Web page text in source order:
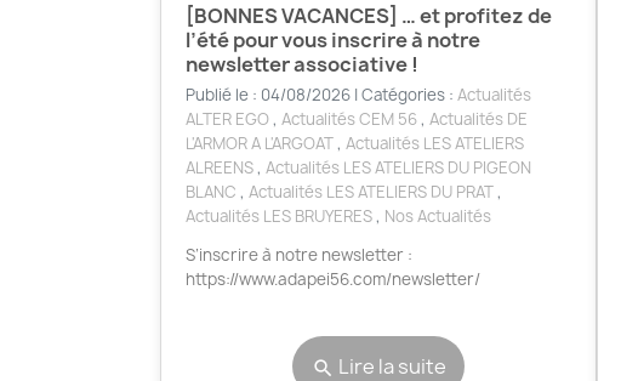
[BONNES VACANCES] … et profitez de
l’été pour vous inscrire à notre
newsletter associative !
Publié le : 04/08/2026 | Catégories :Actualités
ALTER EGO,Actualités CEM 56,Actualités DE
L'ARMOR A L'ARGOAT,Actualités LES ATELIERS
ALREENS,Actualités LES ATELIERS DU PIGEON
BLANC ,Actualités LES ATELIERS DU PRAT,
Actualités LES BRUYERES, Nos Actualités
S’inscrire à notre newsletter :
https://www.adapei56.com/newsletter/
search Lire la suite